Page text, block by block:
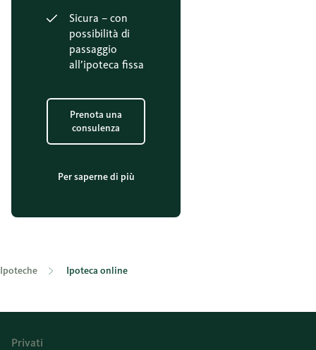
Sicura – con
possibilità di
passaggio
all’ipoteca fissa
Prenota una
consulenza
Per saperne di più
Ipoteche Ipoteca online
Privati